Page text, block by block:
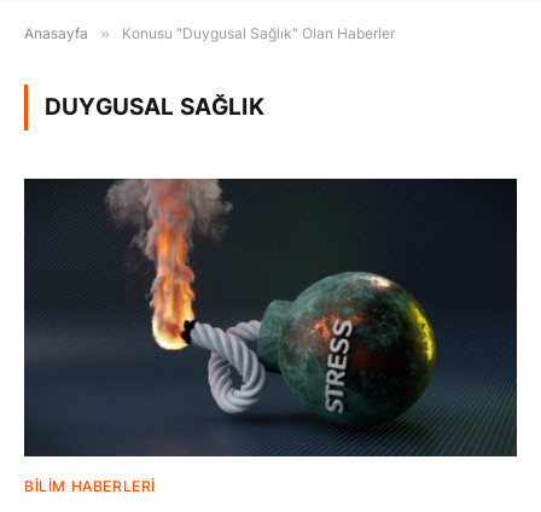
Anasayfa » Konusu "Duygusal Sağlık" Olan Haberler
DUYGUSAL SAĞLIK
BILIM HABERLERI